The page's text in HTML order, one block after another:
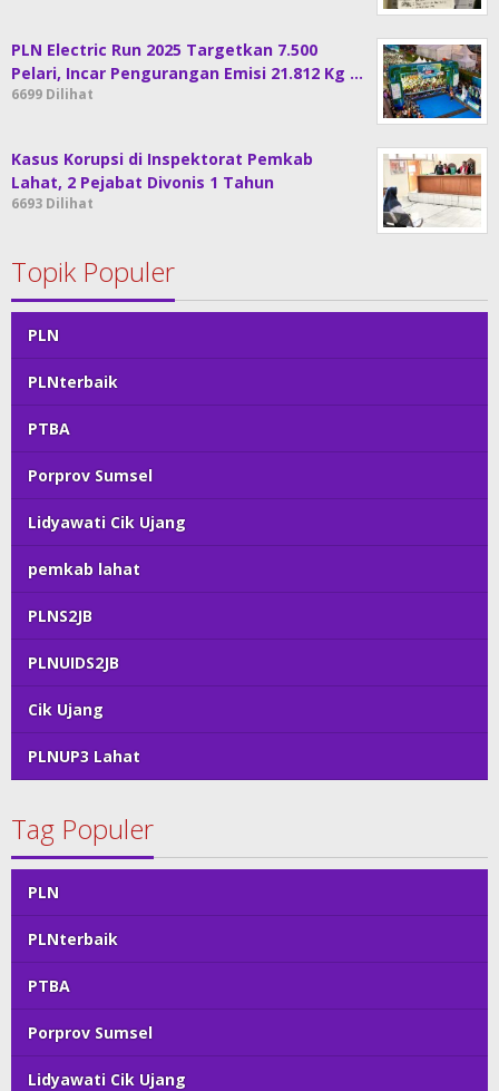
PLN Electric Run 2025 Targetkan 7.500
Pelari, Incar Pengurangan Emisi 21.812 Kg …
6699 Dilihat
Kasus Korupsi di Inspektorat Pemkab
Lahat, 2 Pejabat Divonis 1 Tahun
6693 Dilihat
Topik Populer
PLN
PLNterbaik
PTBA
Porprov Sumsel
Lidyawati Cik Ujang
pemkab lahat
PLNS2JB
PLNUIDS2JB
Cik Ujang
PLNUP3 Lahat
Tag Populer
PLN
PLNterbaik
PTBA
Porprov Sumsel
Lidyawati Cik Ujang